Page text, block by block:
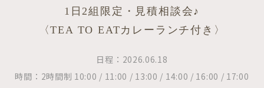
1日2組限定・見積相談会♪
〈TEA TO EATカレーランチ付き〉
日程：2026.06.18
時間：2時間制 10:00 / 11:00 / 13:00 / 14:00 / 16:00 / 17:00